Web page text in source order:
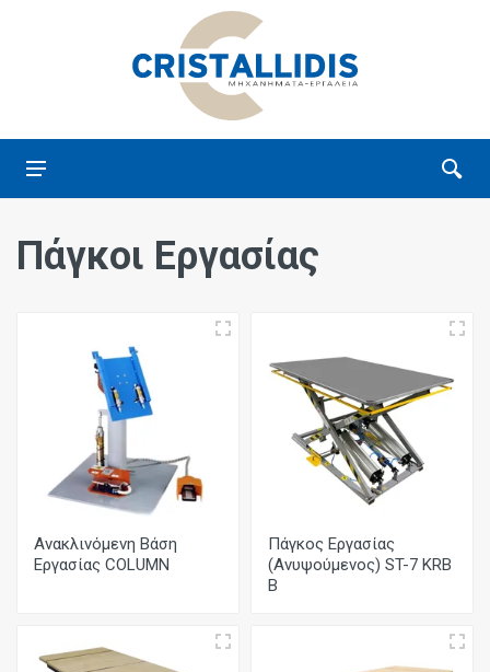
Πάγκοι Εργασίας
Ανακλινόμενη Βάση
Εργασίας COLUMN
Πάγκος Εργασίας
(Ανυψούμενος) ST-7 KRB
B